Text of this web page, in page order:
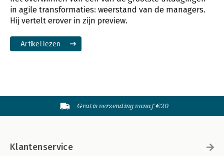
in agile transformaties: weerstand van de managers.
Hij vertelt erover in zijn preview.
Artikel lezen
Gratis verzending vanaf €20
Klantenservice